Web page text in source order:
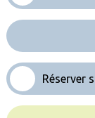
Réserver